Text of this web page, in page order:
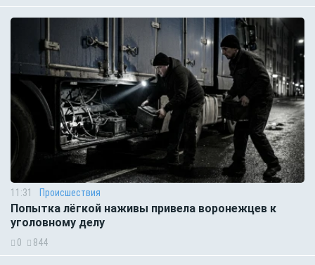
11:31 Происшествия
Попытка лёгкой наживы привела воронежцев к
уголовному делу
0 844